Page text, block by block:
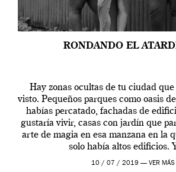
RONDANDO EL
Hay zonas ocultas de tu ciudad
visto. Pequeños parques como oasis
habías percatado, fachadas de
gustaría vivir, casas con jardín que
arte de magia en esa manzana en la
solo había altos edificios.
10 / 07 / 2019 — VER MÁS